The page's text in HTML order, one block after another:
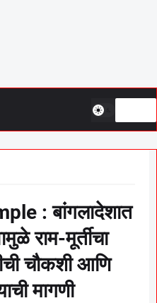
: बांगलादेशात
राम-मूर्तीचा
चौकशी आणि
मागणी